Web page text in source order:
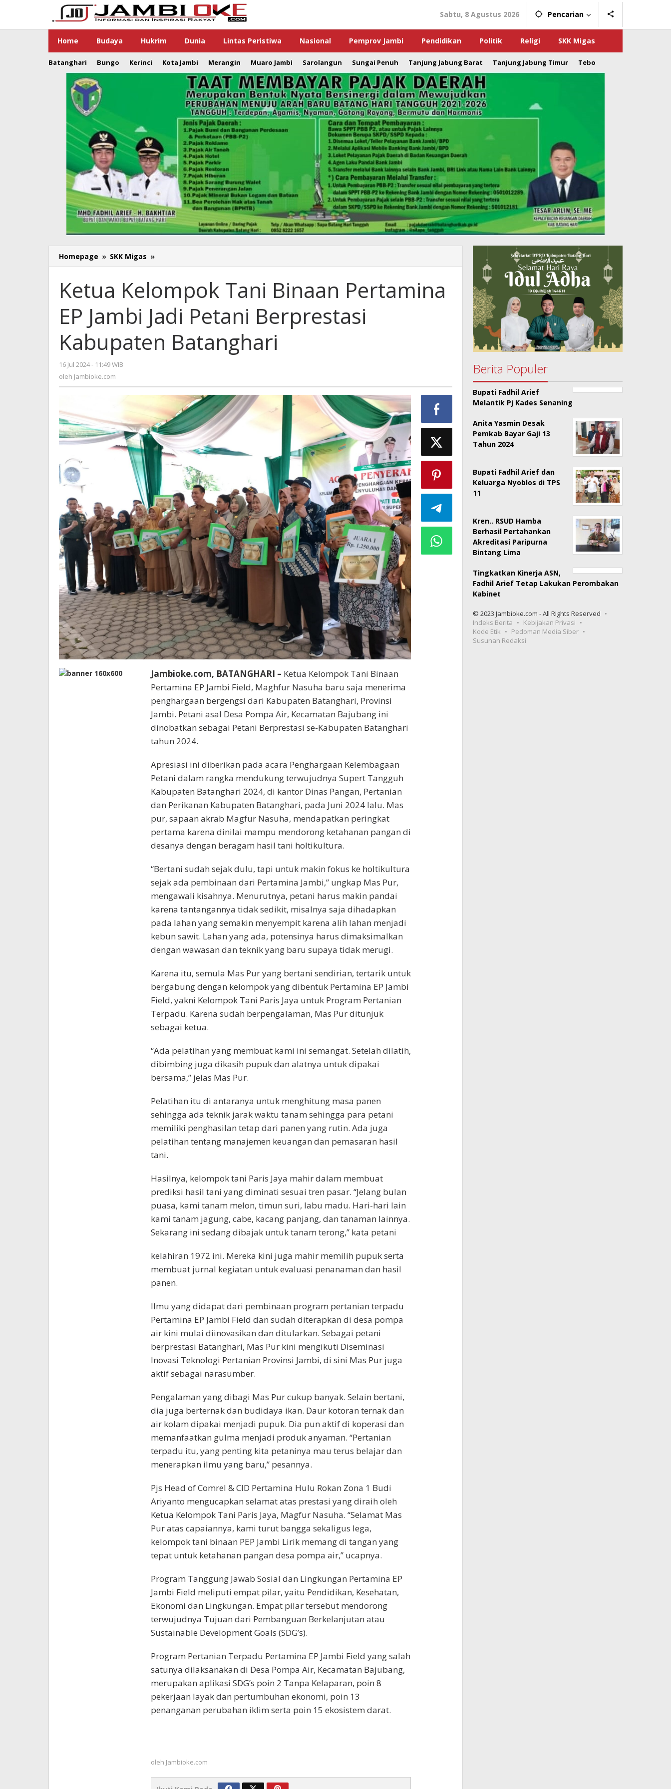
Sabtu, 8 Agustus 2026 Pencarian
Home Budaya Hukrim Dunia Lintas Peristiwa Nasional Pemprov Jambi Pendidikan Politik Religi SKK Migas
Batanghari Bungo Kerinci Kota Jambi Merangin Muaro Jambi Sarolangun Sungai Penuh Tanjung Jabung Barat Tanjung Jabung Timur Tebo
Homepage » SKK Migas »
Kelompok
Binaan
Pertamina
Jambi
Petani
Berprestasi
Ketua Kelompok Tani Binaan Pertamina
EP Jambi Jadi Petani Berprestasi
Kabupaten Batanghari
16 Jul 2024 - 11:49 WIB
oleh Jambioke.com
Jambioke.com, BATANGHARI – Ketua Kelompok Tani Binaan
Pertamina EP Jambi Field, Maghfur Nasuha baru saja menerima
penghargaan bergengsi dari Kabupaten Batanghari, Provinsi
Jambi. Petani asal Desa Pompa Air, Kecamatan Bajubang ini
dinobatkan sebagai Petani Berprestasi se-Kabupaten Batanghari
tahun 2024.
Apresiasi ini diberikan pada acara Penghargaan Kelembagaan
Petani dalam rangka mendukung terwujudnya Supert Tangguh
Kabupaten Batanghari 2024, di kantor Dinas Pangan, Pertanian
dan Perikanan Kabupaten Batanghari, pada Juni 2024 lalu. Mas
pur, sapaan akrab Magfur Nasuha, mendapatkan peringkat
pertama karena dinilai mampu mendorong ketahanan pangan di
desanya dengan beragam hasil tani holtikultura.
“Bertani sudah sejak dulu, tapi untuk makin fokus ke holtikultura
sejak ada pembinaan dari Pertamina Jambi,” ungkap Mas Pur,
mengawali kisahnya. Menurutnya, petani harus makin pandai
karena tantangannya tidak sedikit, misalnya saja dihadapkan
pada lahan yang semakin menyempit karena alih lahan menjadi
kebun sawit. Lahan yang ada, potensinya harus dimaksimalkan
dengan wawasan dan teknik yang baru supaya tidak merugi.
Karena itu, semula Mas Pur yang bertani sendirian, tertarik untuk
bergabung dengan kelompok yang dibentuk Pertamina EP Jambi
Field, yakni Kelompok Tani Paris Jaya untuk Program Pertanian
Terpadu. Karena sudah berpengalaman, Mas Pur ditunjuk
sebagai ketua.
“Ada pelatihan yang membuat kami ini semangat. Setelah dilatih,
dibimbing juga dikasih pupuk dan alatnya untuk dipakai
bersama,” jelas Mas Pur.
Pelatihan itu di antaranya untuk menghitung masa panen
sehingga ada teknik jarak waktu tanam sehingga para petani
memiliki penghasilan tetap dari panen yang rutin. Ada juga
pelatihan tentang manajemen keuangan dan pemasaran hasil
tani.
Hasilnya, kelompok tani Paris Jaya mahir dalam membuat
prediksi hasil tani yang diminati sesuai tren pasar. “Jelang bulan
puasa, kami tanam melon, timun suri, labu madu. Hari-hari lain
kami tanam jagung, cabe, kacang panjang, dan tanaman lainnya.
Sekarang ini sedang dibajak untuk tanam terong,” kata petani
kelahiran 1972 ini. Mereka kini juga mahir memilih pupuk serta
membuat jurnal kegiatan untuk evaluasi penanaman dan hasil
panen.
Ilmu yang didapat dari pembinaan program pertanian terpadu
Pertamina EP Jambi Field dan sudah diterapkan di desa pompa
air kini mulai diinovasikan dan ditularkan. Sebagai petani
berprestasi Batanghari, Mas Pur kini mengikuti Diseminasi
Inovasi Teknologi Pertanian Provinsi Jambi, di sini Mas Pur juga
aktif sebagai narasumber.
Pengalaman yang dibagi Mas Pur cukup banyak. Selain bertani,
dia juga berternak dan budidaya ikan. Daur kotoran ternak dan
air kolam dipakai menjadi pupuk. Dia pun aktif di koperasi dan
memanfaatkan gulma menjadi produk anyaman. “Pertanian
terpadu itu, yang penting kita petaninya mau terus belajar dan
menerapkan ilmu yang baru,” pesannya.
Pjs Head of Comrel & CID Pertamina Hulu Rokan Zona 1 Budi
Ariyanto mengucapkan selamat atas prestasi yang diraih oleh
Ketua Kelompok Tani Paris Jaya, Magfur Nasuha. “Selamat Mas
Pur atas capaiannya, kami turut bangga sekaligus lega,
kelompok tani binaan PEP Jambi Lirik memang di tangan yang
tepat untuk ketahanan pangan desa pompa air,” ucapnya.
Program Tanggung Jawab Sosial dan Lingkungan Pertamina EP
Jambi Field meliputi empat pilar, yaitu Pendidikan, Kesehatan,
Ekonomi dan Lingkungan. Empat pilar tersebut mendorong
terwujudnya Tujuan dari Pembanguan Berkelanjutan atau
Sustainable Development Goals (SDG’s).
Program Pertanian Terpadu Pertamina EP Jambi Field yang salah
satunya dilaksanakan di Desa Pompa Air, Kecamatan Bajubang,
merupakan aplikasi SDG’s poin 2 Tanpa Kelaparan, poin 8
pekerjaan layak dan pertumbuhan ekonomi, poin 13
penanganan perubahan iklim serta poin 15 ekosistem darat.
oleh Jambioke.com
Berita Populer
Bupati Fadhil Arief
Melantik Pj Kades Senaning
Anita Yasmin Desak
Pemkab Bayar Gaji 13
Tahun 2024
Bupati Fadhil Arief dan
Keluarga Nyoblos di TPS
11
Kren.. RSUD Hamba
Berhasil Pertahankan
Akreditasi Paripurna
Bintang Lima
Tingkatkan Kinerja ASN,
Fadhil Arief Tetap Lakukan Perombakan
Kabinet
© 2023 Jambioke.com - All Rights Reserved
Indeks Berita
Kebijakan Privasi
Kode Etik
Pedoman Media Siber
Susunan Redaksi